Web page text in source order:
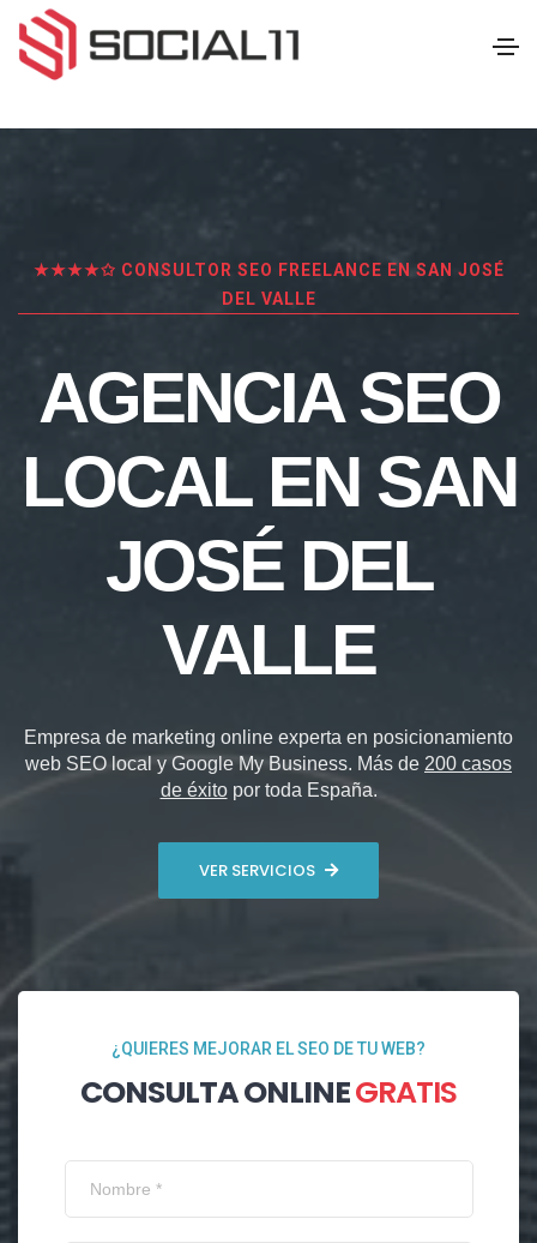
★★★★✩ CONSULTOR SEO FREELANCE EN SAN JOSÉ
DEL VALLE
AGENCIA SEO
LOCAL EN SAN
JOSÉ DEL
VALLE
Empresa de marketing online experta en posicionamiento
web SEO local y Google My Business. Más de 200 casos
de éxitopor toda España.
VER SERVICIOS
¿QUIERES MEJORAR EL SEO DE TU WEB?
CONSULTA ONLINEGRATIS